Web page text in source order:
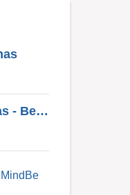
Consultor De Vendas Externas - Benefícios